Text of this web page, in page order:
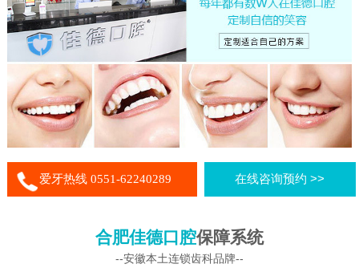
爱牙热线 0551-62240289 在线咨询预约 >>
合肥佳德口腔保障系统
--安徽本土连锁齿科品牌--